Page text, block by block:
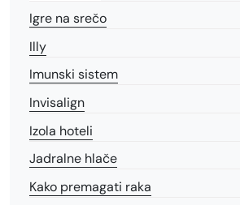
Igre na srečo
Illy
Imunski sistem
Invisalign
Izola hoteli
Jadralne hlače
Kako premagati raka